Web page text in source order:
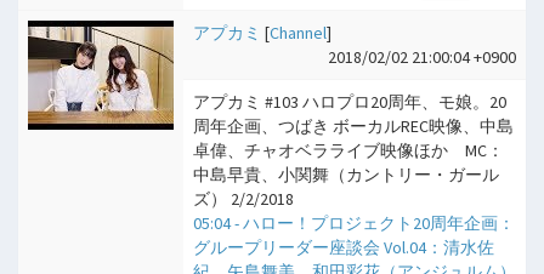
アプカミ [Channel]
2018/02/02 21:00:04 +0900
アプカミ #103 ハロプロ20周年、モ娘。20
周年企画、つばき ボーカルREC映像、中島
卓偉、チャオベラライブ映像ほか MC：
中島早貴、小関舞（カントリー・ガール
ズ） 2/2/2018
05:04 - ハロー！プロジェクト20周年企画：
グループリーダー座談会 Vol.04：清水佐